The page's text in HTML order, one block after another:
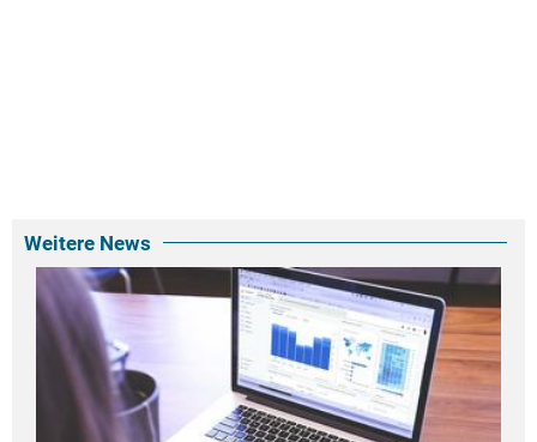
Weitere News